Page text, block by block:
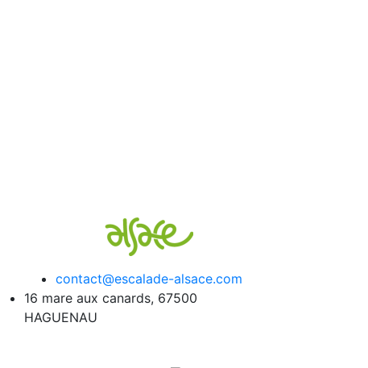
contact@escalade-alsace.com
16 mare aux canards, 67500
HAGUENAU